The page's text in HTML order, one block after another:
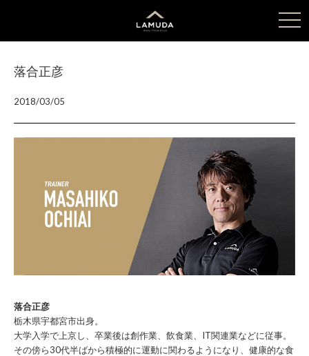
落合正彦
2018/03/05
落合正彦
栃木県宇都宮市出身。
大学入学で上京し、卒業後は創作業、飲食業、IT関連業などに従事。
その傍ら30代半ばから積極的に運動に関わるようになり、健康的な食